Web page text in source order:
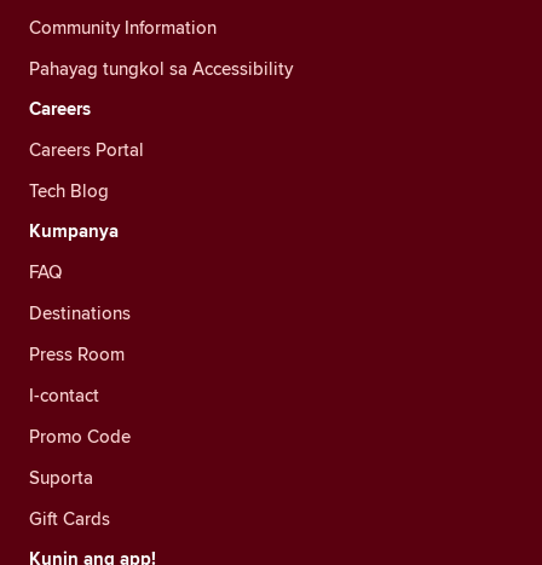
Community Information
Pahayag tungkol sa Accessibility
Careers
Careers Portal
Tech Blog
Kumpanya
FAQ
Destinations
Press Room
I-contact
Promo Code
Suporta
Gift Cards
Kunin ang app!